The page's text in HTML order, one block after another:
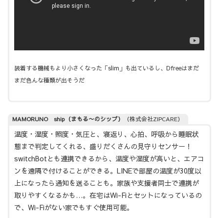
装着する機械もより小さくなった「slim」も出ているし、Dfreeはまだ
まだ色んな種類が出そうだ
MAMORUNO ship（まもる〜のシップ） （株式会社ZIPCARE）
温度・湿度・照度・気圧と、寝返り、心拍、呼吸から睡眠状
態まで判定してくれる、盛りだくさんの見守りセンサー！
switchBotとも連携できるから、温度や湿度が高いと、エアコ
ンを遠隔で付けることができる。LINEで部屋の温度が30度以
上になったら通知を送ることも。家族や支援者同士で連携が
取りやすくなるかも…。在宅はWi-Fiとセットになっているの
で、Wi-Fiがない家でもすぐ使用可能。